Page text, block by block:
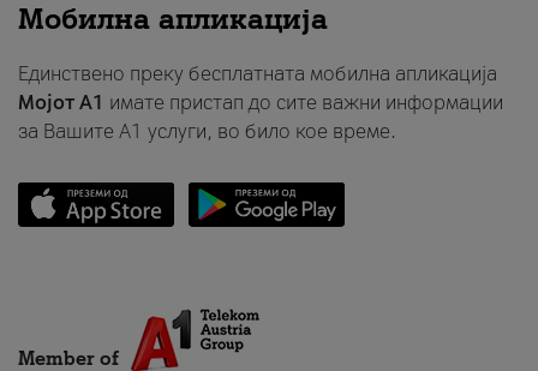
Мобилна апликација
Единствено преку бесплатната мобилна апликација
Мојот A1 имате пристап до сите важни информации
за Вашите A1 услуги, во било кое време.
Member of